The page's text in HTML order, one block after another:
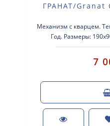
ГРАНАТ/Granat
Механизм с кварцем.
Год. Размеры:
электронный
7